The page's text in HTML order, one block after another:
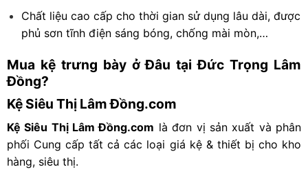
Chất liệu cao cấp cho thời gian sử dụng lâu dài, được
phủ sơn tĩnh điện sáng bóng, chống mài mòn,…
Mua kệ trưng bày ở Đâu tại Đức Trọng Lâm
Đồng?
Kệ Siêu Thị Lâm Đồng.com
Kệ Siêu Thị Lâm Đồng.com là đơn vị sản xuất và phân
phối Cung cấp tất cả các loại giá kệ & thiết bị cho kho
hàng, siêu thị.